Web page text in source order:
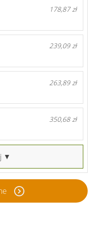
178,87 zł
239,09 zł
263,89 zł
350,68 zł
▼